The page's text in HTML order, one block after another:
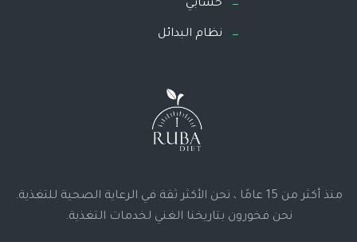
حسابي
نظام البدائل
منذ أكثر من 15 عامًا ، نحن الأكثر ثقة في الرعاية الصحية للتغذية.
نحن فخورون بتاريخنا الغني لخدمات التغذية.